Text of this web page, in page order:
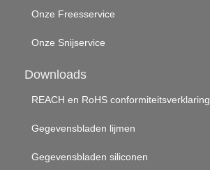
Onze Freesservice
Onze Snijservice
Downloads
REACH en RoHS conformiteitsverklaring
Gegevensbladen lijmen
Gegevensbladen siliconen